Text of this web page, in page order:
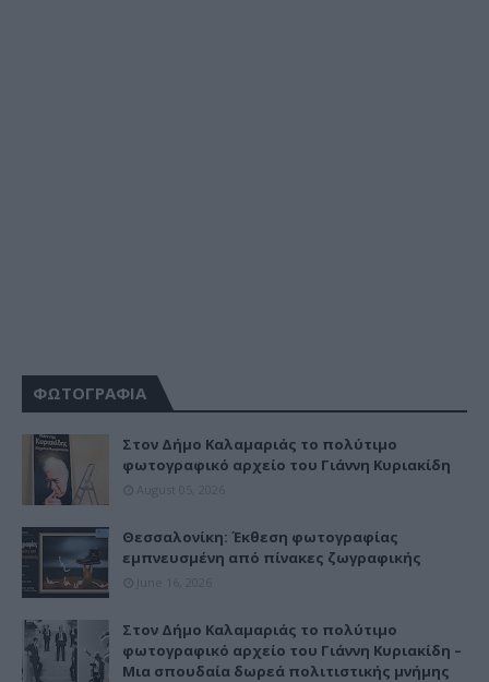
ΦΩΤΟΓΡΑΦΙΑ
Στον Δήμο Καλαμαριάς το πολύτιμο
φωτογραφικό αρχείο του Γιάννη Κυριακίδη
Θεσσαλονίκη: Έκθεση φωτογραφίας
εμπνευσμένη από πίνακες ζωγραφικής
Στον Δήμο Καλαμαριάς το πολύτιμο
φωτογραφικό αρχείο του Γιάννη Κυριακίδη –
Μια σπουδαία δωρεά πολιτιστικής μνήμης